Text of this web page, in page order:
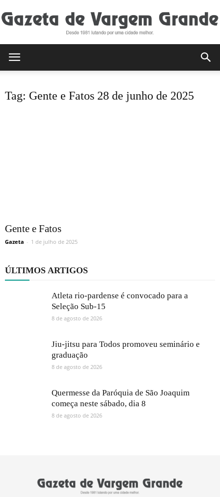
Tag: Gente e Fatos 28 de junho de 2025
Gente e Fatos
Gazeta - 1 de julho de 2025
ÚLTIMOS ARTIGOS
Atleta rio-pardense é convocado para a
Seleção Sub-15
8 de agosto de 2026
Jiu-jitsu para Todos promoveu seminário e
graduação
8 de agosto de 2026
Quermesse da Paróquia de São Joaquim
começa neste sábado, dia 8
8 de agosto de 2026